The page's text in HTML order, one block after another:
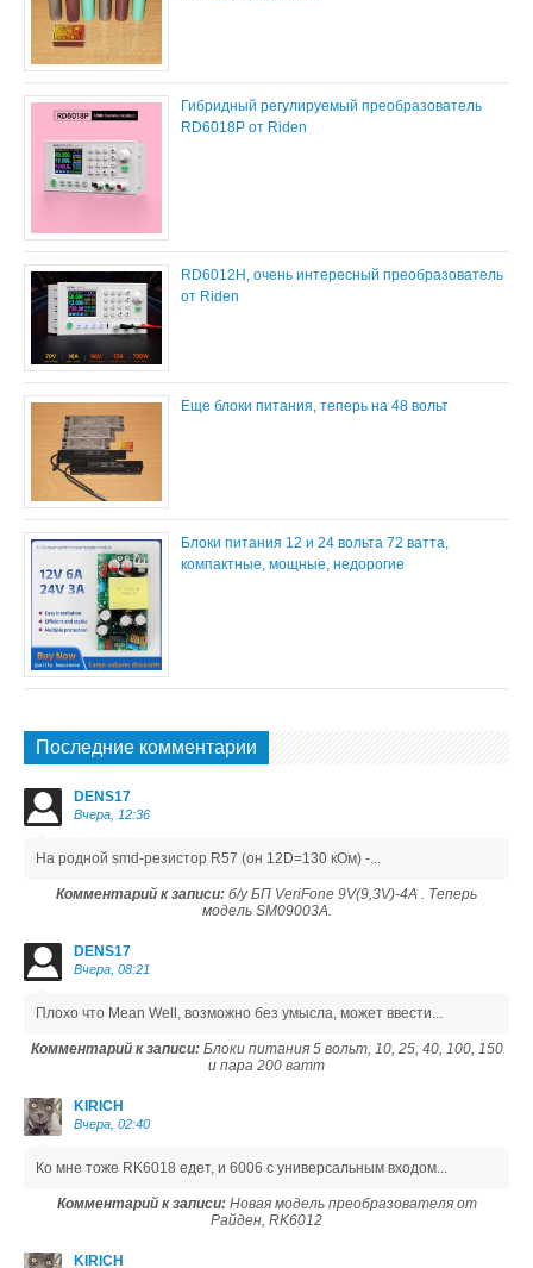
Гибридный регулируемый преобразователь
RD6018P от Riden
RD6012H, очень интересный преобразователь
от Riden
Еще блоки питания, теперь на 48 вольт
Блоки питания 12 и 24 вольта 72 ватта,
компактные, мощные, недорогие
Последние комментарии
DENS17
Вчера, 12:36
На родной smd-резистор R57 (он 12D=130 кОм) -...
Комментарий к записи: б/у БП VeriFone 9V(9,3V)-4A . Теперь
модель SM09003A.
DENS17
Вчера, 08:21
Плохо что Mean Well, возможно без умысла, может ввести...
Комментарий к записи:Блоки питания 5 вольт, 10, 25, 40, 100, 150
и пара 200 ватт
KIRICH
Вчера, 02:40
Ко мне тоже RK6018 едет, и 6006 с универсальным входом...
Комментарий к записи:Новая модель преобразователя от
Райден, RK6012
KIRICH